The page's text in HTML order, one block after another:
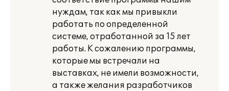
нуждам, так как мы привыкли
работать по определенной
системе, отработанной за 15 лет
работы. К сожалению программы,
которые мы встречали на
выставках, не имели возможности,
а также желания разработчиков